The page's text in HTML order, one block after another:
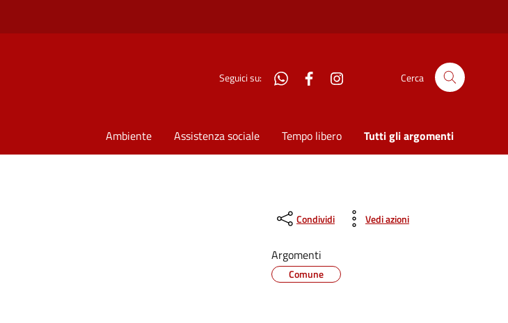
Seguici su: WhatsAppFacebook Cerca
Ambiente Assistenza sociale Tempo libero Tutti gli argomenti
Condividi Vedi azioni
Argomenti
Comune